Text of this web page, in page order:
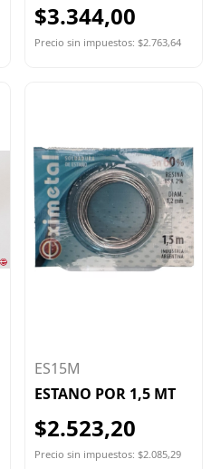
$3.344,00
Precio sin impuestos: $2.763,64
ES15M
ESTANO POR 1,5 MT
$2.523,20
Precio sin impuestos: $2.085,29